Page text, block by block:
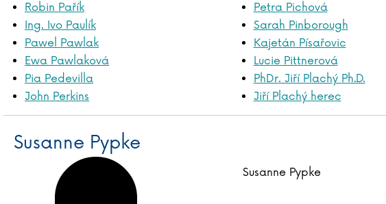
Robin Pařík
Ing. Ivo Paulík
Pawel Pawlak
Ewa Pawlaková
Pia Pedevilla
John Perkins
Petra Pichová
Sarah Pinborough
Kajetán Písařovic
Lucie Pittnerová
PhDr. Jiří Plachý Ph.D.
Jiří Plachý herec
Susanne Pypke
Susanne Pypke